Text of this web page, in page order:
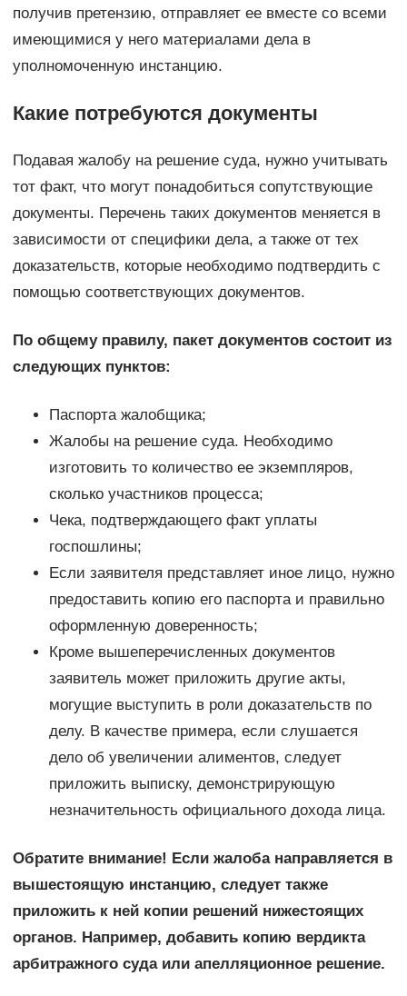
получив претензию, отправляет ее вместе со всеми
имеющимися у него материалами дела в
уполномоченную инстанцию.
Какие потребуются документы
Подавая жалобу на решение суда, нужно учитывать
тот факт, что могут понадобиться сопутствующие
документы. Перечень таких документов меняется в
зависимости от специфики дела, а также от тех
доказательств, которые необходимо подтвердить с
помощью соответствующих документов.
По общему правилу, пакет документов состоит из
следующих пунктов:
Паспорта жалобщика;
Жалобы на решение суда. Необходимо
изготовить то количество ее экземпляров,
сколько участников процесса;
Чека, подтверждающего факт уплаты
госпошлины;
Если заявителя представляет иное лицо, нужно
предоставить копию его паспорта и правильно
оформленную доверенность;
Кроме вышеперечисленных документов
заявитель может приложить другие акты,
могущие выступить в роли доказательств по
делу. В качестве примера, если слушается
дело об увеличении алиментов, следует
приложить выписку, демонстрирующую
незначительность официального дохода лица.
Обратите внимание! Если жалоба направляется в
вышестоящую инстанцию, следует также
приложить к ней копии решений нижестоящих
органов. Например, добавить копию вердикта
арбитражного суда или апелляционное решение.